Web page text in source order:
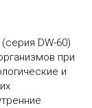
DW-60)
при
и